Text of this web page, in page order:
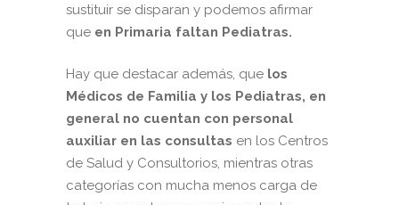
sustituir se disparan y podemos afirmar
que en Primaria faltan Pediatras.
Hay que destacar además, que los
Médicos de Familia y los Pediatras, en
general no cuentan con personal
auxiliar en las consultas en los Centros
de Salud y Consultorios, mientras otras
categorías con mucha menos carga de